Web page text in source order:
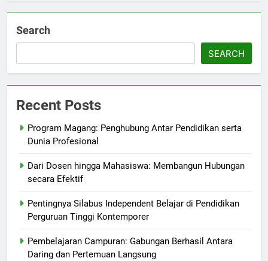
Search
SEARCH
Recent Posts
Program Magang: Penghubung Antar Pendidikan serta
Dunia Profesional
Dari Dosen hingga Mahasiswa: Membangun Hubungan
secara Efektif
Pentingnya Silabus Independent Belajar di Pendidikan
Perguruan Tinggi Kontemporer
Pembelajaran Campuran: Gabungan Berhasil Antara
Daring dan Pertemuan Langsung